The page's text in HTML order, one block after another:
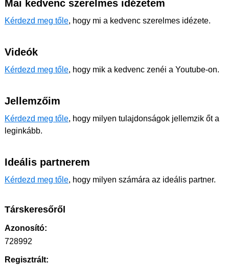
Mai kedvenc szerelmes idézetem
Kérdezd meg tőle, hogy mi a kedvenc szerelmes idézete.
Videók
Kérdezd meg tőle, hogy mik a kedvenc zenéi a Youtube-on.
Jellemzőim
Kérdezd meg tőle, hogy milyen tulajdonságok jellemzik őt a
leginkább.
Ideális partnerem
Kérdezd meg tőle, hogy milyen számára az ideális partner.
Társkeresőről
Azonosító:
728992
Regisztrált: